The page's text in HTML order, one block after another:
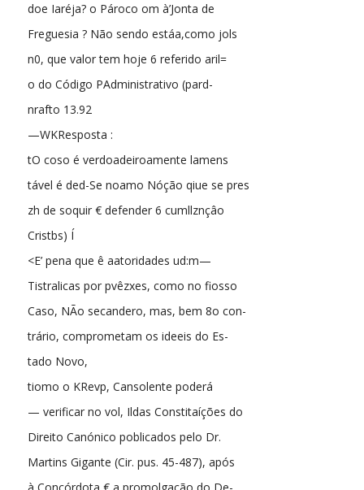
doe Iaréja? o Pároco om à’Jonta de
Freguesia ? Não sendo estáa,como jols
n0, que valor tem hoje 6 referido aril=
o do Código PAdministrativo (pard-
nrafto 13.92
—WKResposta :
tO coso é verdoadeiroamente lamens
tável é ded-Se noamo Nóção qiue se pres
zh de soquir € defender 6 cumllznçâo
Cristbs) Í
<E’ pena que ê aatoridades ud:m—
Tistralicas por pvêzxes, como no fiosso
Caso, NÃo secandero, mas, bem 8o con-
trário, comprometam os ideeis do Es-
tado Novo,
tiomo o KRevp, Cansolente poderá
— verificar no vol, Ildas Constitaíções do
Direito Canónico poblicados pelo Dr.
Martins Gigante (Cir. pus. 45-487), após